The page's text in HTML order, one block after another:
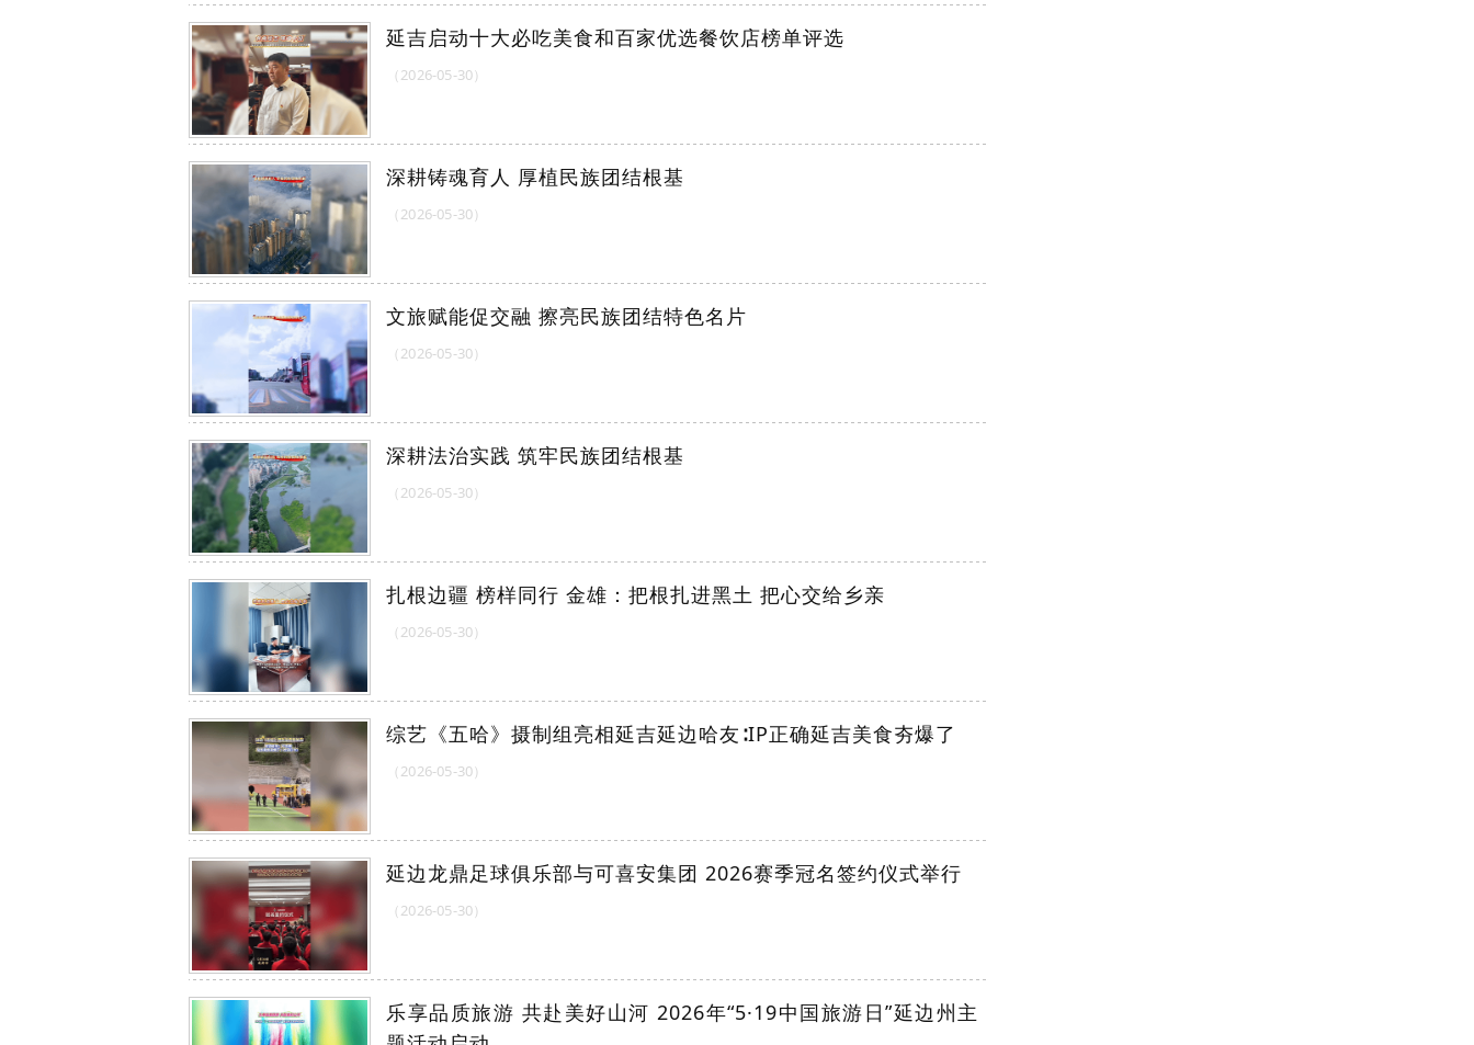
延吉启动十大必吃美食和百家优选餐饮店榜单评选
（2026-05-30）
深耕铸魂育人 厚植民族团结根基
（2026-05-30）
文旅赋能促交融 擦亮民族团结特色名片
（2026-05-30）
深耕法治实践 筑牢民族团结根基
（2026-05-30）
扎根边疆 榜样同行 金雄：把根扎进黑土 把心交给乡亲
（2026-05-30）
综艺《五哈》摄制组亮相延吉延边哈友∶IP正确延吉美食夯爆了
（2026-05-30）
延边龙鼎足球俱乐部与可喜安集团 2026赛季冠名签约仪式举行
（2026-05-30）
乐享品质旅游 共赴美好山河 2026年“5·19中国旅游日”延边州主